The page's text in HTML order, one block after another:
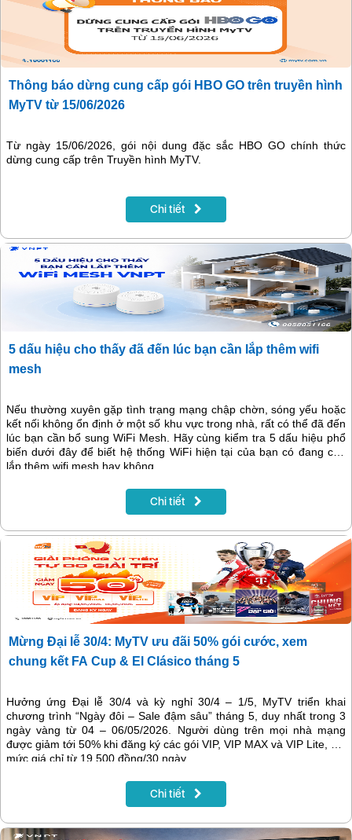
Thông báo dừng cung cấp gói HBO GO trên truyền hình
MyTV từ 15/06/2026
Từ ngày 15/06/2026, gói nội dung đặc sắc HBO GO chính thức
dừng cung cấp trên Truyền hình MyTV.
Chi tiết
5 dấu hiệu cho thấy đã đến lúc bạn cần lắp thêm wifi
mesh
Nếu thường xuyên gặp tình trạng mạng chập chờn, sóng yếu hoặc
kết nối không ổn định ở một số khu vực trong nhà, rất có thể đã đến
lúc bạn cần bổ sung WiFi Mesh. Hãy cùng kiểm tra 5 dấu hiệu phổ
biến dưới đây để biết hệ thống WiFi hiện tại của bạn có đang cần
lắp thêm wifi mesh hay không.
Chi tiết
Mừng Đại lễ 30/4: MyTV ưu đãi 50% gói cước, xem
chung kết FA Cup & El Clásico tháng 5
Hưởng ứng Đại lễ 30/4 và kỳ nghỉ 30/4 – 1/5, MyTV triển khai
chương trình “Ngày đôi – Sale đậm sâu” tháng 5, duy nhất trong 3
ngày vàng từ 04 – 06/05/2026. Người dùng trên mọi nhà mạng
được giảm tới 50% khi đăng ký các gói VIP, VIP MAX và VIP Lite, với
mức giá chỉ từ 19.500 đồng/30 ngày.
Chi tiết